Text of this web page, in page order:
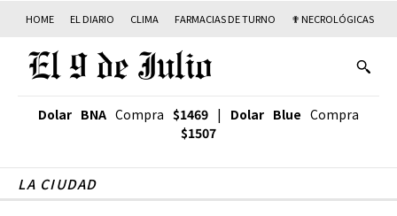
HOME EL DIARIO CLIMA FARMACIAS DE TURNO ✟ NECROLÓGICAS
Dolar BNA Compra $1469 | Dolar Blue Compra
$1507
LA CIUDAD